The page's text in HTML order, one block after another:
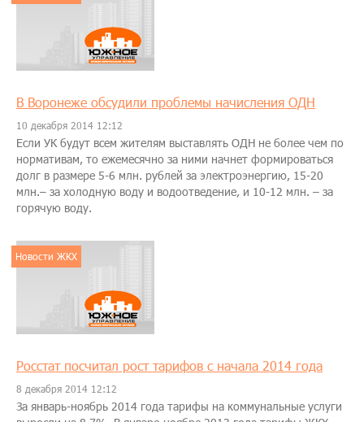
В Воронеже обсудили проблемы начисления ОДН
10 декабря 2014 12:12
Если УК будут всем жителям выставлять ОДН не более чем по
нормативам, то ежемесячно за ними начнет формироваться
долг в размере 5-6 млн. рублей за электроэнергию, 15-20
млн.– за холодную воду и водоотведение, и 10-12 млн. – за
горячую воду.
Новости ЖКХ
Росстат посчитал рост тарифов с начала 2014 года
8 декабря 2014 12:12
За январь-ноябрь 2014 года тарифы на коммунальные услуги